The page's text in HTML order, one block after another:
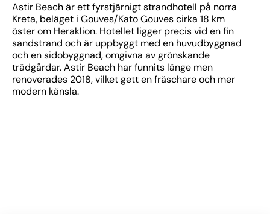
Astir Beach är ett fyrstjärnigt strandhotell på norra
Kreta, beläget i Gouves/Kato Gouves cirka 18 km
öster om Heraklion. Hotellet ligger precis vid en fin
sandstrand och är uppbyggt med en huvudbyggnad
och en sidobyggnad, omgivna av grönskande
trädgårdar. Astir Beach har funnits länge men
renoverades 2018, vilket gett en fräschare och mer
modern känsla.